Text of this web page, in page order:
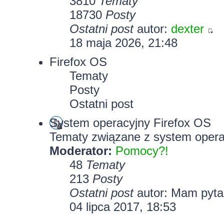
18730 Posty
Ostatni postautor: dexter
18 maja 2026, 21:48
Firefox OS
Tematy
Posty
Ostatni post
System operacyjny Firefox OS
Tematy związane z system
Moderator: Pomocy?!
48 Tematy
213 Posty
Ostatni postautor: Mam
04 lipca 2017, 18:53